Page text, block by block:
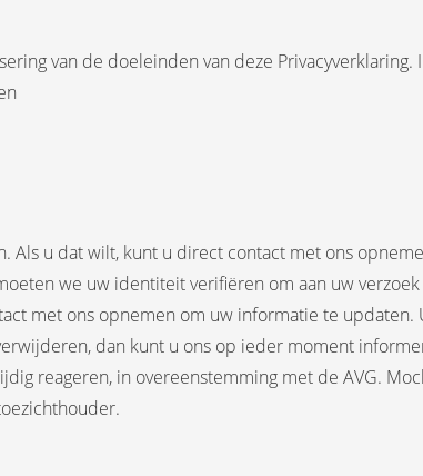
van de doeleinden van deze
u dat wilt, kunt u direct contact met ons
we uw identiteit verifiëren om aan uw
met ons opnemen om uw informatie te
dan kunt u ons op ieder moment
reageren, in overeenstemming met de AVG.